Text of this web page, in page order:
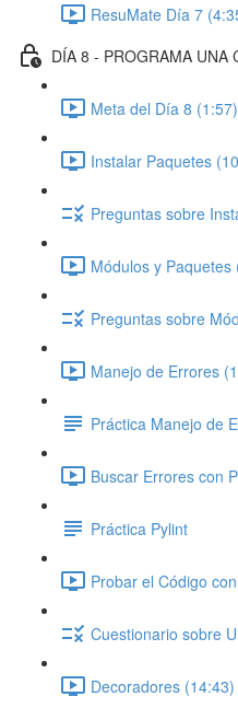
ResuMate Día 7
DÍA 8 - PROGRAMA UNA
Meta del Día 8 (1:57)
Instalar Paquetes
Preguntas sobre
Módulos y Paquetes
Preguntas sobre
Manejo de Errores
Práctica Manejo de
Buscar Errores con
Práctica Pylint
Probar el Código
Cuestionario sobre
Decoradores (14:43)